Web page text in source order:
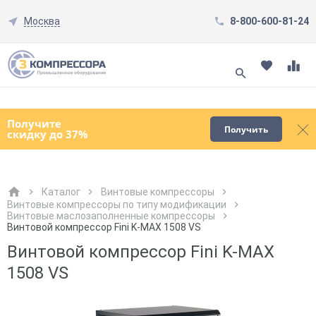
Москва 8-800-600-81-24
Получите
скидку до 37% Получить
Смотреть все товары
Каталог
Винтовые компрессоры
Винтовые компрессоры по типу модификации
Винтовые маслозаполненные компрессоры
Винтовой компрессор Fini K-MAX 1508 VS
Винтовой компрессор Fini K-MAX
1508 VS
Как к Вам обращаться?
Телефон
Как к Вам обращаться?
Телефон
Город доставки
Как к Вам обращаться?
Как к Вам обращаться?
Телефон